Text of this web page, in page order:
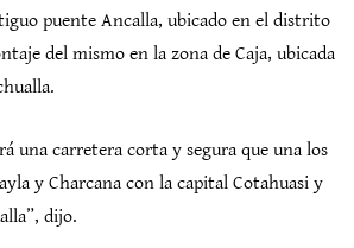
puente Ancalla, ubicado en el distrito
del mismo en la zona de Caja, ubicada
una carretera corta y segura que una los
y Charcana con la capital Cotahuasi y
dijo.